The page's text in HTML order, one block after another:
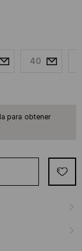
40
para obtener